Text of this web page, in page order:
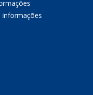
informações